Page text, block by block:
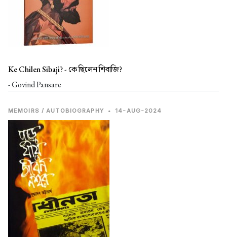
Ke Chilen Sibaji? -কে ছিলেন শিবাজি?
- Govind Pansare
MEMOIRS / AUTOBIOGRAPHY • 14-AUG-2024